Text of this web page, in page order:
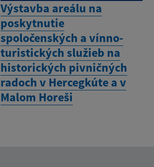
Výstavba areálu na
poskytnutie
spoločenských a vínno-
turistických služieb na
historických pivničných
radoch v Hercegkúte a v
Malom Horeši